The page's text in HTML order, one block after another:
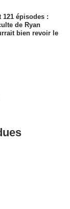
121 épisodes :
de Ryan
bien revoir le